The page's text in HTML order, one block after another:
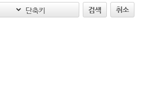
검색
취소